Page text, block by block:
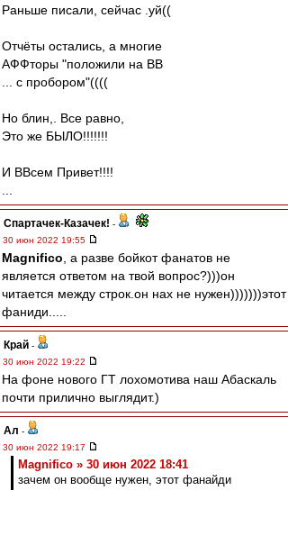
Раньше писали, сейчас .уй((
Отчёты остались, а многие
АФФторы "положили на ВВ
... с пробором"((((
Но блин,. Все равно,
Это же БЫЛО!!!!!!!
И ВВсем Привет!!!!
Спартачек-Казачек! -
30 июн 2022 19:55
Magnifico , а разве бойкот фанатов не
является ответом на твой вопрос?)))он
читается между строк.он нах не нужен)))))))этот
фаниди.....
Край -
30 июн 2022 19:22
На фоне нового ГТ лохомотива наш Абаскаль
почти прилично выглядит.)
Ал -
30 июн 2022 19:17
Magnifico » 30 июн 2022 18:41
зачем он вообще нужен, этот фанайди